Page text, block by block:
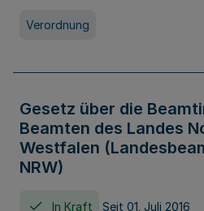
Verordnung
Gesetz über die
Beamten des Landes
Westfalen
NRW)
In Kraft Seit 01. Juli 2016